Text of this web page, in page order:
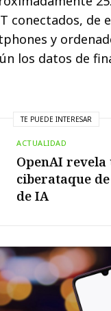
conectados, de
y
los datos de
TE PUEDE INTERESAR
ACTUALIDAD
OpenAI revela
ciberataque
de IA